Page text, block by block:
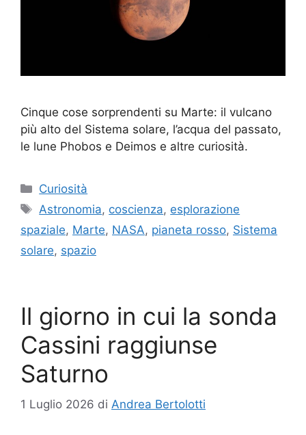
Cinque cose sorprendenti su Marte: il vulcano
più alto del Sistema solare, l’acqua del passato,
le lune Phobos e Deimos e altre curiosità.
Categorie
Curiosità
Tag
Astronomia, coscienza, esplorazione
spaziale, Marte, NASA, pianeta rosso, Sistema
solare, spazio
Il giorno in cui la sonda
Cassini raggiunse
Saturno
1 Luglio 2026 di Andrea Bertolotti